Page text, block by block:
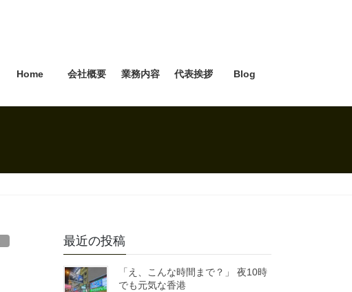
Home 会社概要 業務内容 代表挨拶 Blog
最近の投稿
「え、こんな時間まで？」 夜10時
でも元気な香港